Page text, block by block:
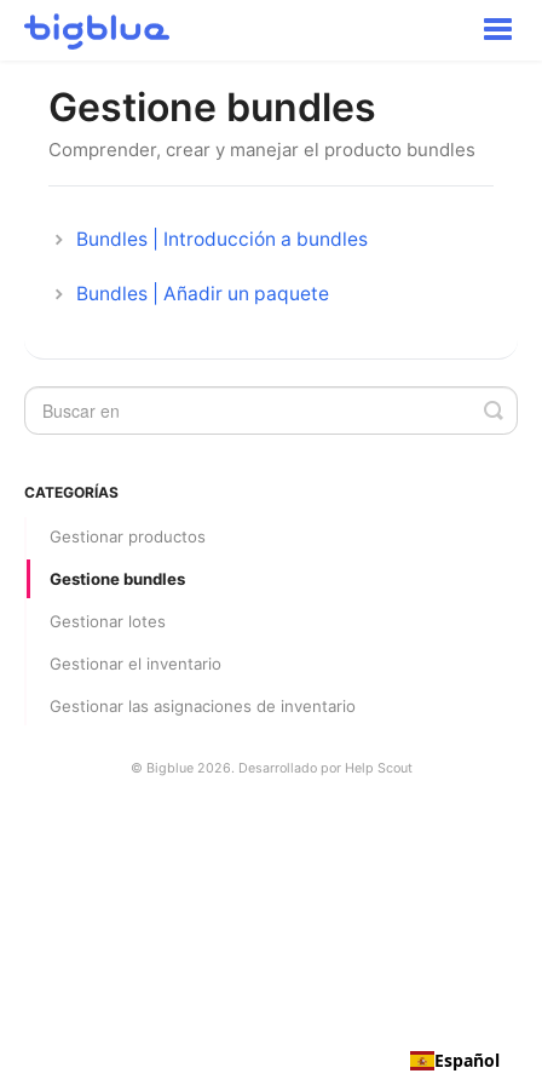
Envíos de entrada
Inventario
Pedidos
Otros
Gestione bundles
Comprender, crear y manejar el producto bundles
Bundles | Introducción a bundles
Bundles | Añadir un paquete
CATEGORÍAS
Gestionar productos
Gestione bundles
Gestionar lotes
Gestionar el inventario
Gestionar las asignaciones de inventario
© Bigblue 2026. Desarrollado por Help Scout
Español